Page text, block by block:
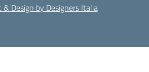
& Design by Designers Italia